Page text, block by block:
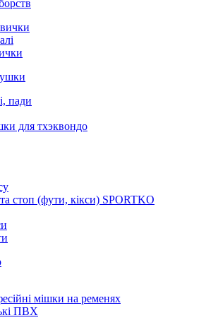
пади
для тхэквондо
стоп (фути, кікси) SPORTKO
мішки на ременях
ПВХ